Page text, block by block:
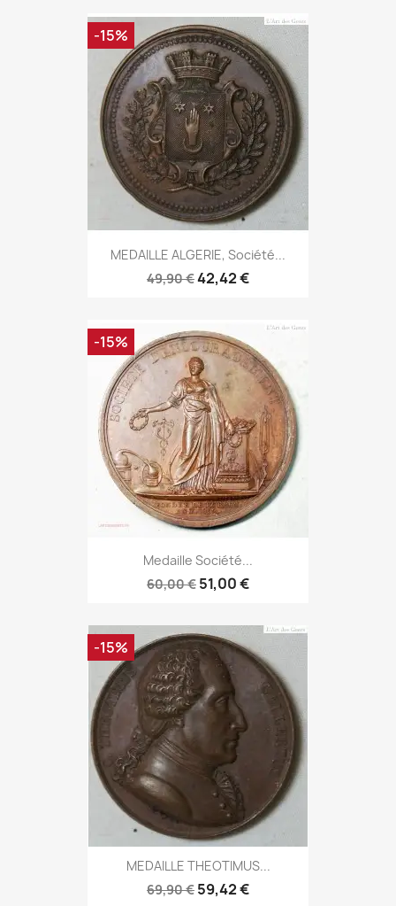
MEDAILLE ALGERIE, Société...
49,90 €42,42 €
-15%
Medaille Société...
60,00 € 51,00 €
-15%
MEDAILLE THEOTIMUS...
69,90 € 59,42 €
-15%